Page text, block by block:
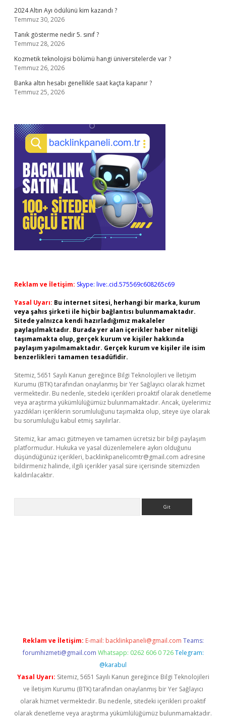
2024 Altın Ayı ödülünü kim kazandı ?
Temmuz 30, 2026
Tanık gösterme nedir 5. sınıf ?
Temmuz 28, 2026
Kozmetik teknolojisi bölümü hangi üniversitelerde var ?
Temmuz 26, 2026
Banka altın hesabı genellikle saat kaçta kapanır ?
Temmuz 25, 2026
Reklam ve İletişim: Skype: live:.cid.575569c608265c69
Yasal Uyarı: Bu internet sitesi, herhangi bir marka, kurum
veya şahıs şirketi ile hiçbir bağlantısı bulunmamaktadır.
Sitede yalnızca kendi hazırladığımız makaleler
paylaşılmaktadır. Burada yer alan içerikler haber niteliği
taşımamakta olup, gerçek kurum ve kişiler hakkında
paylaşım yapılmamaktadır. Gerçek kurum ve kişiler ile isim
benzerlikleri tamamen tesadüfidir.
Sitemiz, 5651 Sayılı Kanun gereğince Bilgi Teknolojileri ve İletişim
Kurumu (BTK) tarafından onaylanmış bir Yer Sağlayıcı olarak hizmet
vermektedir. Bu nedenle, sitedeki içerikleri proaktif olarak denetleme
veya araştırma yükümlülüğümüz bulunmamaktadır. Ancak, üyelerimiz
yazdıkları içeriklerin sorumluluğunu taşımakta olup, siteye üye olarak
bu sorumluluğu kabul etmiş sayılırlar.
Sitemiz, kar amacı gütmeyen ve tamamen ücretsiz bir bilgi paylaşım
platformudur. Hukuka ve yasal düzenlemelere aykırı olduğunu
düşündüğünüz içerikleri, backlinkpanelicomtr@gmail.com adresine
bildirmeniz halinde, ilgili içerikler yasal süre içerisinde sitemizden
kaldırılacaktır.
Reklam ve İletişim: E-mail: backlinkpaneli@gmail.com Teams:
forumhizmeti@gmail.com Whatsapp: 0262 606 0 726 Telegram:
@karabul
Yasal Uyarı: Sitemiz, 5651 Sayılı Kanun gereğince Bilgi Teknolojileri
ve İletişim Kurumu (BTK) tarafından onaylanmış bir Yer Sağlayıcı
olarak hizmet vermektedir. Bu nedenle, sitedeki içerikleri proaktif
olarak denetleme veya araştırma yükümlülüğümüz bulunmamaktadır.